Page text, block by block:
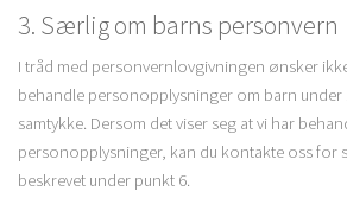
3. Særlig om barns personvern
I tråd med personvernlovgivningen ønsker ikke
behandle personopplysninger om barn under
samtykke. Dersom det viser seg at vi har
personopplysninger, kan du kontakte oss for
beskrevet under punkt 6.